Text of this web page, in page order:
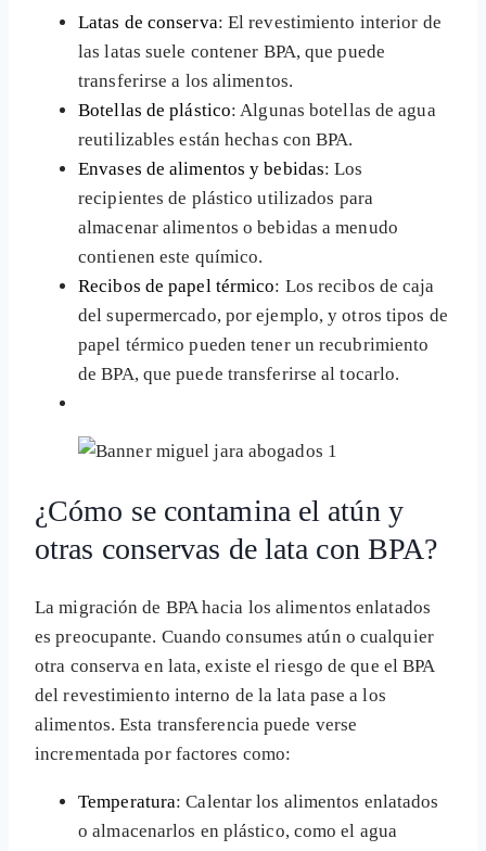
Latas de conserva: El revestimiento interior de
las latas suele contener BPA, que puede
transferirse a los alimentos.
Botellas de plástico: Algunas botellas de agua
reutilizables están hechas con BPA.
Envases de alimentos y bebidas: Los
recipientes de plástico utilizados para
almacenar alimentos o bebidas a menudo
contienen este químico.
Recibos de papel térmico: Los recibos de caja
del supermercado, por ejemplo, y otros tipos de
papel térmico pueden tener un recubrimiento
de BPA, que puede transferirse al tocarlo.
¿Cómo se contamina el atún y
otras conservas de lata con BPA?
La migración de BPA hacia los alimentos enlatados
es preocupante. Cuando consumes atún o cualquier
otra conserva en lata, existe el riesgo de que el BPA
del revestimiento interno de la lata pase a los
alimentos. Esta transferencia puede verse
incrementada por factores como:
Temperatura: Calentar los alimentos enlatados
o almacenarlos en plástico, como el agua